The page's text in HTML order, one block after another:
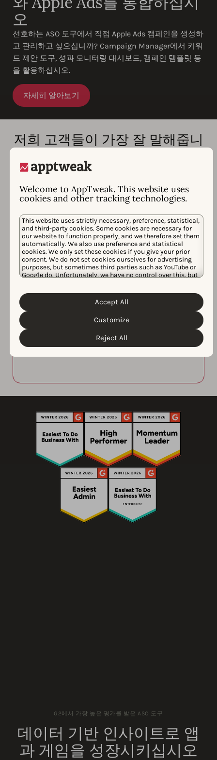
Welcome to AppTweak. This website uses
cookies and other tracking technologies.
This website uses strictly necessary, preference, statistical,
and third-party cookies. Some cookies are necessary for
our website to function properly, and we therefore set them
automatically. We also use preference and statistical
cookies. We only set these cookies if you give your prior
consent. We do not set cookies ourselves for advertising
purposes, but sometimes third parties such as YouTube or
Google do. Unfortunately, we have no control over this, but
and the different cookies we use, please read our
Privacy Policy. You can customize your cookie
settings and preferences by clicking the “Customize”
Reject All
Customize
Accept All
오
선호하는 ASO 도구에서 직접 Apple Ads 캠페인을 생성하
고 관리하고 싶으십니까? Campaign Manager에서 키워
드 제안 도구, 성과 모니터링 대시보드, 캠페인 템플릿 등
을 활용하십시오.
자세히 알아보기
저희 고객들이 가장 잘 말해줍니
Elizaveta Kostyukhina
Head of User Acquisition
슈퍼솔리드
AppTweak answered our need to
improve not only our organic installs
but also our overall conversion of
page views to installs.
G2에서 가장 높은 평가를 받은 ASO 도구
데이터 기반 인사이트로 앱
과 게임을 성장시키십시오